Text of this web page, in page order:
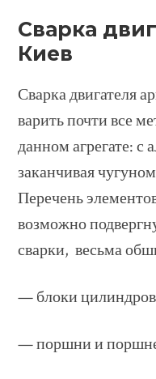
Сварка
Киев
Сварка двигателя
варить почти все
данном агрегате:
заканчивая
Перечень
возможно
сварки, весьма
— блоки
— поршни и